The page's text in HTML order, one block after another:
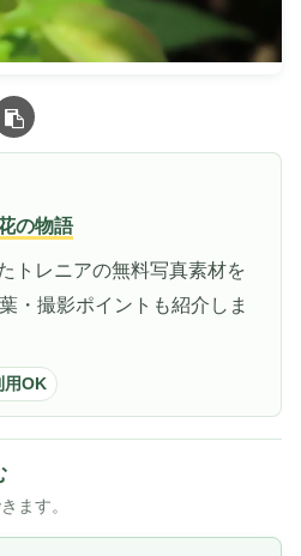
の物語
トレニアの無料写真素材を
・撮影ポイントも紹介しま
用OK
ます。